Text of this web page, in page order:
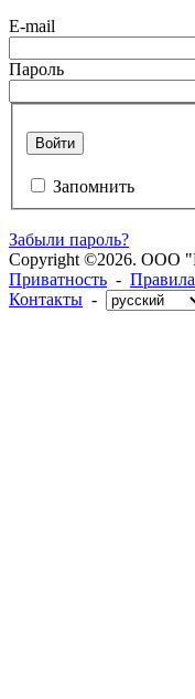
E-mail
Пароль
Войти
Запомнить
Забыли пароль?
Copyright ©2026. ООО
Приватность - Правила
Контакты -